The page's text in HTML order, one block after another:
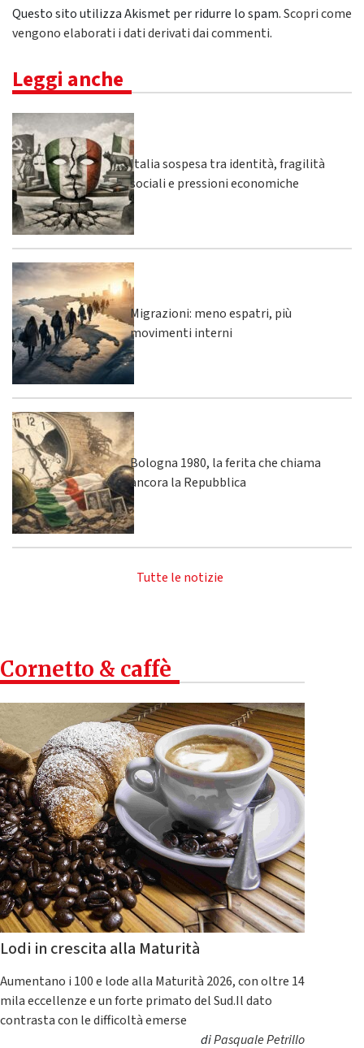
Questo sito utilizza Akismet per ridurre lo spam.Scopri come
vengono elaborati i dati derivati dai commenti.
Leggi anche
Italia sospesa tra identità, fragilità
sociali e pressioni economiche
Migrazioni: meno espatri, più
movimenti interni
Bologna 1980, la ferita che chiama
ancora la Repubblica
Tutte le notizie
Cornetto & caffè
Lodi in crescita alla Maturità
Aumentano i 100 e lode alla Maturità 2026, con oltre 14
mila eccellenze e un forte primato del Sud.Il dato
contrasta con le difficoltà emerse
diPasquale Petrillo